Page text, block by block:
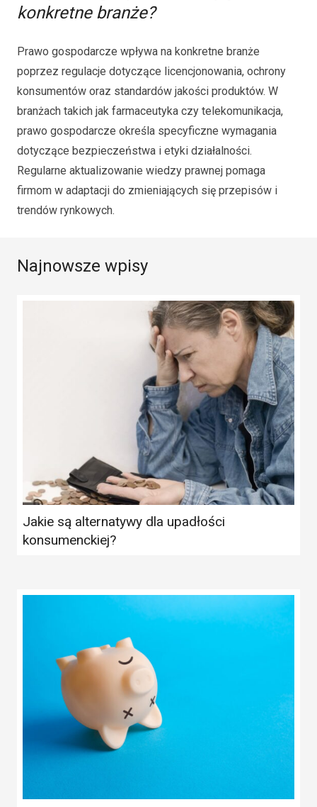
konkretne branże?
Prawo gospodarcze wpływa na konkretne branże
poprzez regulacje dotyczące licencjonowania, ochrony
konsumentów oraz standardów jakości produktów. W
branżach takich jak farmaceutyka czy telekomunikacja,
prawo gospodarcze określa specyficzne wymagania
dotyczące bezpieczeństwa i etyki działalności.
Regularne aktualizowanie wiedzy prawnej pomaga
firmom w adaptacji do zmieniających się przepisów i
trendów rynkowych.
Najnowsze wpisy
Jakie są alternatywy dla upadłości
konsumenckiej?